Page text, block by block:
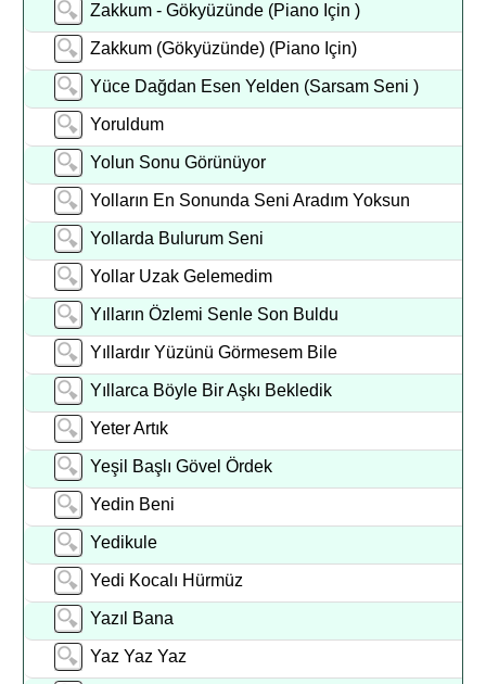
Zakkum - Gökyüzünde (Piano Için )
Zakkum (Gökyüzünde) (Piano Için)
Yüce Dağdan Esen Yelden (Sarsam Seni )
Yoruldum
Yolun Sonu Görünüyor
Yolların En Sonunda Seni Aradım Yoksun
Yollarda Bulurum Seni
Yollar Uzak Gelemedim
Yılların Özlemi Senle Son Buldu
Yıllardır Yüzünü Görmesem Bile
Yıllarca Böyle Bir Aşkı Bekledik
Yeter Artık
Yeşil Başlı Gövel Ördek
Yedin Beni
Yedikule
Yedi Kocalı Hürmüz
Yazıl Bana
Yaz Yaz Yaz